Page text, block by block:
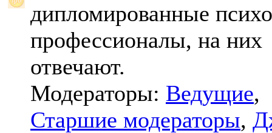
дипломированные
профессионалы, на них
отвечают.
Модераторы: Ведущие,
Старшие модераторы,